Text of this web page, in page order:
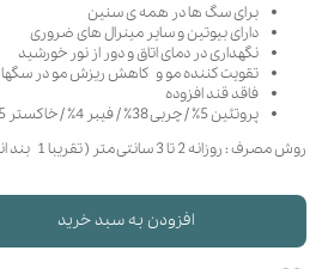
برای سگ ها در همه ی سنین
دارای بیوتین و سایر مینرال های ضروری
نگهداری در دمای اتاق و دور از نور خورشید
تقویت کننده مو و کاهش ریزش مو در سگها
فاقد قند افزوده
پروتئین 5٪ / چربی 38٪ / فیبر 4٪ / خاکستر 5٪ / رطوبت 20٪
روش مصرف : روزانه 2 تا 3 سانتی متر ( تقریبا 1 بند انگشت )
افزودن به سبد خرید